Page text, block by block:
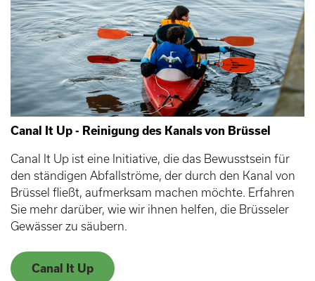
Canal It Up - Reinigung des Kanals von Brüssel
Canal It Up ist eine Initiative, die das Bewusstsein für
den ständigen Abfallströme, der durch den Kanal von
Brüssel fließt, aufmerksam machen möchte. Erfahren
Sie mehr darüber, wie wir ihnen helfen, die Brüsseler
Gewässer zu säubern.
Canal It Up